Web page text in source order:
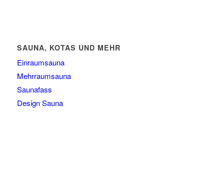
SAUNA, KOTAS UND MEHR
Einraumsauna
Mehrraumsauna
Saunafass
Design Sauna